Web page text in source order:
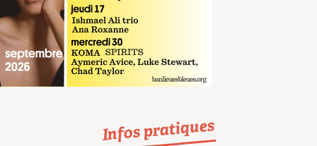
Infos pratiques